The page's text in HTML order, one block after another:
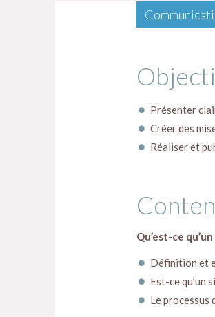
Présenter
Créer des
Réaliser et
Qu’est-ce
Définition et
Est-ce qu’un
Le processus